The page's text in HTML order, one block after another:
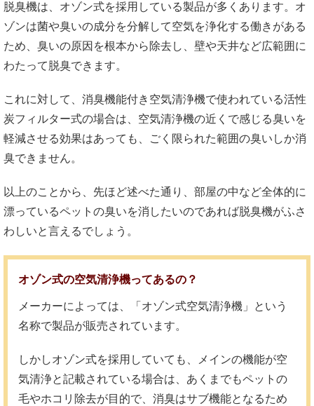
脱臭機は、オゾン式を採用している製品が多くあります。オ
ゾンは菌や臭いの成分を分解して空気を浄化する働きがある
ため、臭いの原因を根本から除去し、壁や天井など広範囲に
わたって脱臭できます。
これに対して、消臭機能付き空気清浄機で使われている活性
炭フィルター式の場合は、空気清浄機の近くで感じる臭いを
軽減させる効果はあっても、ごく限られた範囲の臭いしか消
臭できません。
以上のことから、先ほど述べた通り、部屋の中など全体的に
漂っているペットの臭いを消したいのであれば脱臭機がふさ
わしいと言えるでしょう。
オゾン式の空気清浄機ってあるの？
メーカーによっては、「オゾン式空気清浄機」という
名称で製品が販売されています。
しかしオゾン式を採用していても、メインの機能が空
気清浄と記載されている場合は、あくまでもペットの
毛やホコリ除去が目的で、消臭はサブ機能となるため